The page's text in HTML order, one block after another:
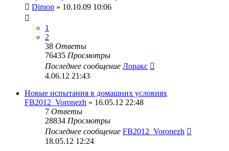
Dimon » 10.10.09 10:06
1
2
38 Ответы
76435 Просмотры
Последнее сообщение Лоракс
4.06.12 21:43
Новые испытания в домашних условиях
FB2012_Voronezh » 16.05.12 22:48
7 Ответы
28834 Просмотры
Последнее сообщение FB2012_Voronezh
18.05.12 12:24